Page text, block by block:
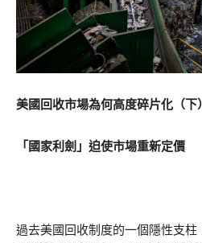
美國回收市場為何高度碎片化（下）
「國家利劍」迫使市場重新定價
過去美國回收制度的一個隱性支